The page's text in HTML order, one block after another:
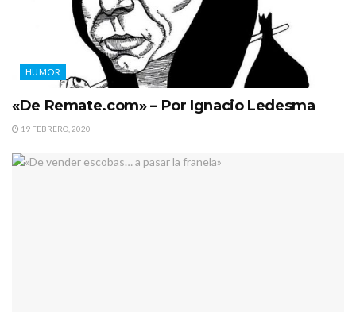
HUMOR
«De Remate.com» – Por Ignacio Ledesma
19 FEBRERO, 2020